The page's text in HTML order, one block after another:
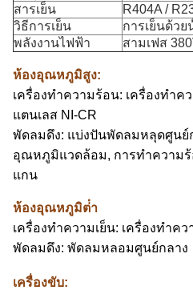
สารเย็น
R404A /
วิธีการเย็น
การเย็นด้วย
พลังงานไฟฟ้า
สามเฟส
ห้องอุณหภูมิสูง:
เครื่องทําความร้อน: เครื่องทําค
แตนเลส NI-CR
พัดลมดึง: แบ่งปันพัดลมหลุดศูน
อุณหภูมิแวดล้อม, การทําความ
แกน
ห้องอุณหภูมิต่ํา
เครื่องทําความเย็น: เครื่องทําคว
พัดลมดึง: พัดลมหลอมศูนย์กลาง
เครื่องขับ: